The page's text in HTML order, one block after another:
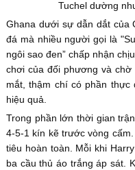
Tuchel dường
Ghana dưới sự dẫn dắt của
đá mà nhiều người gọi là
ngôi sao đen” chấp nhận
chơi của đối phương và
mắt, thậm chí có phần
hiệu quả.
Trong phần lớn thời gian
4-5-1 kín kẽ trước vòng
tiêu hoàn toàn. Mỗi khi
ba cầu thủ áo trắng áp sát.